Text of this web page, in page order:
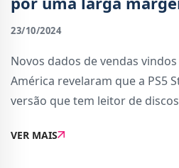
23/10/2024
Novos dados de vendas
América revelaram que a PS5
versão que tem leitor de
Piscatella, analista de
VER MAIS